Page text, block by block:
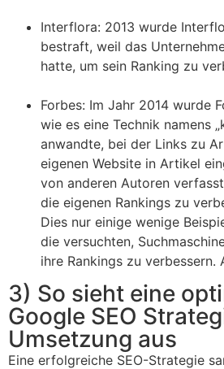
Interflora: 2013 wurde
bestraft, weil das
hatte, um sein Ranking zu
Forbes: Im Jahr 2014 wurde
wie es eine Technik namens
anwandte, bei der Links zu
eigenen Website in Artikel
von anderen Autoren
die eigenen Rankings zu
Dies nur einige wenige
die versuchten,
ihre Rankings zu verbessern.
3) So sieht eine
Google SEO
Umsetzung aus
Eine erfolgreiche SEO-Strategie